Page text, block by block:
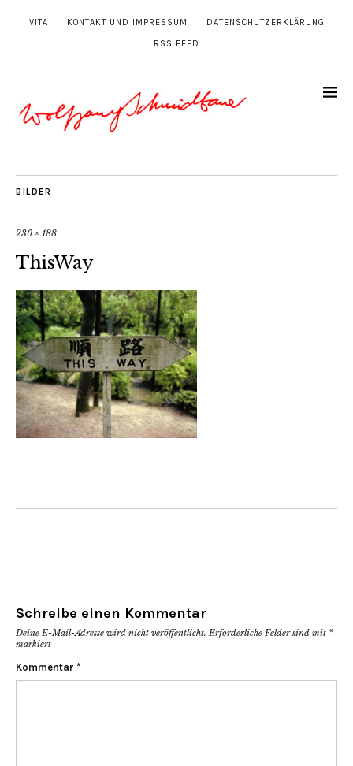
VITA KONTAKT UND IMPRESSUM DATENSCHUTZERKLÄRUNG
RSS FEED
BILDER
230 × 188
ThisWay
Schreibe einen Kommentar
Deine E-Mail-Adresse wird nicht veröffentlicht. Erforderliche Felder sind mit *
markiert
Kommentar *